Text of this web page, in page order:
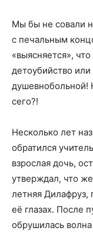
Мы бы не совали
с печальным
«выясняется»,
детоубийство
душевнобольной!
сего?!
Несколько лет
обратился
взрослая дочь,
утверждал, что
летняя Дилафруз,
её глазах. После
обрушилась